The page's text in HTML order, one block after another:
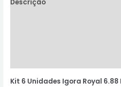
Descrição
Kit 6 Unidades Igora Royal 6.88